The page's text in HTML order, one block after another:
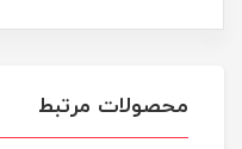
محصولات مرتبط